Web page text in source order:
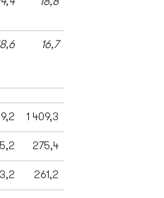
18,8
16,7
1 409,3
275,4
261,2